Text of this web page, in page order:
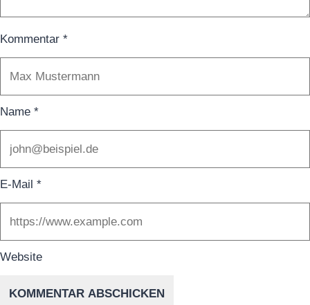
Kommentar *
Name *
E-Mail *
Website